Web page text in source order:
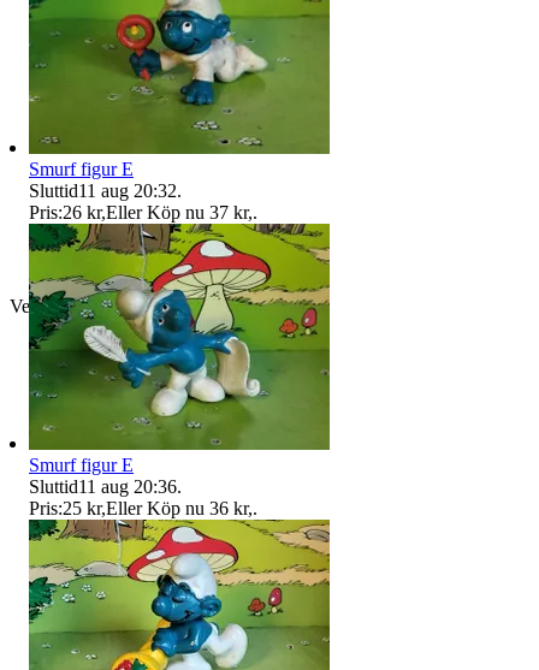
Verifierad
Smurf figur E
Sluttid11 aug 20:32.
Pris:26 kr,Eller Köp nu 37 kr,.
Smurf figur E
Sluttid11 aug 20:36.
Pris:25 kr,Eller Köp nu 36 kr,.